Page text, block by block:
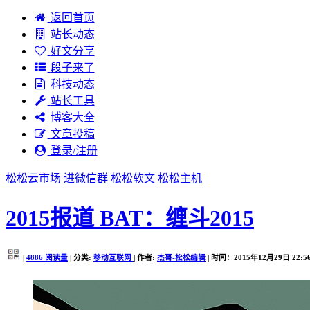
返回首页
站长动态
好文分享
段子来了
科技动态
站长工具
博客大全
文章投稿
登录/注册
松松云市场 进微信群 松松软文 松松主机
2015报道 BAT：缠斗2015
| 4886 阅读量 | 分类: 移动互联网 | 作者: 杰哥-松松编辑 | 时间：2015年12月29日